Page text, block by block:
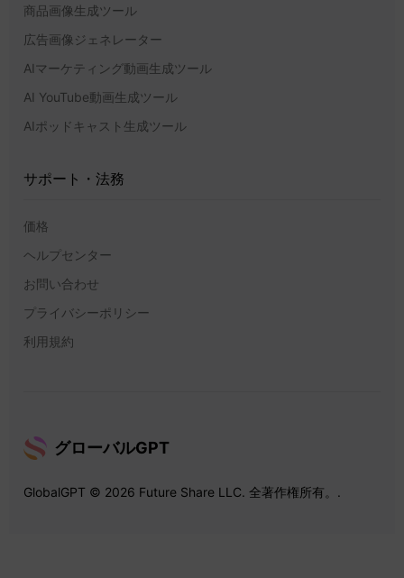
商品画像生成ツール
広告画像ジェネレーター
AIマーケティング動画生成ツール
AI YouTube動画生成ツール
AIポッドキャスト生成ツール
サポート・法務
価格
ヘルプセンター
お問い合わせ
プライバシーポリシー
利用規約
グローバルGPT
GlobalGPT © 2026 Future Share LLC. 全著作権所有。.